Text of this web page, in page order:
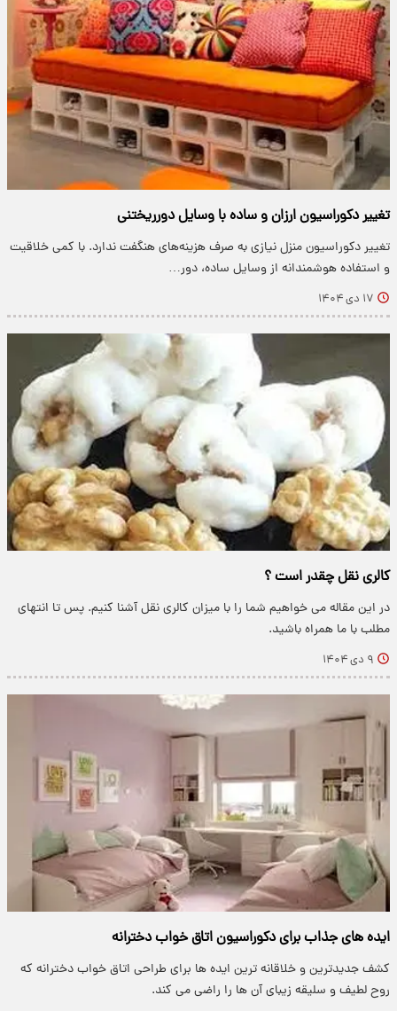
تغییر دکوراسیون ارزان و ساده با وسایل دورریختنی
تغییر دکوراسیون منزل نیازی به صرف هزینه‌های هنگفت ندارد. با کمی خلاقیت
و استفاده هوشمندانه از وسایل ساده، دور…
۱۷ دی ۱۴۰۴
کالری نقل چقدر است ؟
در این مقاله می خواهیم شما را با میزان کالری نقل آشنا کنیم. پس تا انتهای
مطلب با ما همراه باشید.
۹ دی ۱۴۰۴
ایده های جذاب برای دکوراسیون اتاق خواب دخترانه
کشف جدیدترین و خلاقانه ترین ایده ها برای طراحی اتاق خواب دخترانه که
روح لطیف و سلیقه زیبای آن ها را راضی می کند.